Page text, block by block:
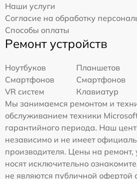
Наши услуги
Согласие на обработку
Способы оплаты
Ремонт устройств
Ноутбуков
Планшетов
Смартфонов
Смартфонов
VR систем
Клавиатур
Мы занимаемся ремонтом и
обслуживанием техники
гарантийного периода. Наш
независимо и не имеет
производителя. Цены на ремонт,
носят исключительно
не являются публичной офертой